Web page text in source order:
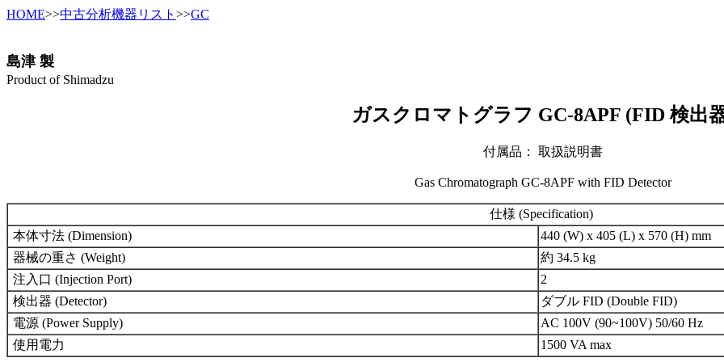
HOME>>中古分析機器リスト >>GC
島津 製
Product of Shimadzu
ガスクロマトグラフ GC-8APF (FID 検出
付属品： 取扱説明書
Gas Chromatograph GC-8APF with FID Detector
仕様 (Specification)
本体寸法 (Dimension)
440 (W) x 405 (L) x 570 (H) mm
器械の重さ (Weight)
約 34.5 kg
注入口 (Injection Port)
2
検出器 (Detector)
ダブル FID (Double FID)
電源 (Power Supply)
AC 100V (90~100V) 50/60 Hz
使用電力
1500 VA max